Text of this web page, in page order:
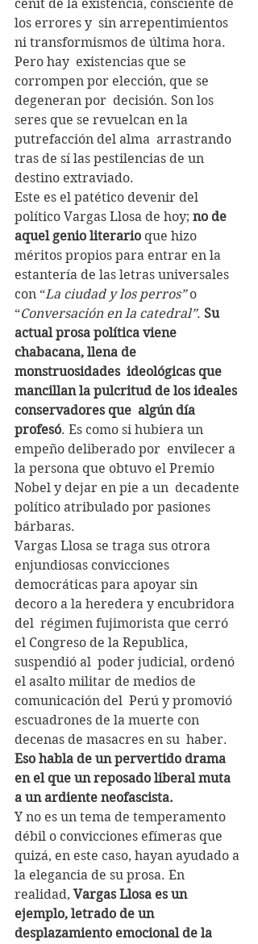
cenit de la existencia, consciente de
los errores y  sin arrepentimientos
ni transformismos de última hora.
Pero hay  existencias que se
corrompen por elección, que se
degeneran por  decisión. Son los
seres que se revuelcan en la
putrefacción del alma  arrastrando
tras de sí las pestilencias de un
destino extraviado.
Este es el patético devenir del
político Vargas Llosa de hoy; no de
aquel genio literario que hizo
méritos propios para entrar en la
estantería de las letras universales
con “La ciudad y los perros” o
“Conversación en la catedral”. Su
actual prosa política viene
chabacana, llena de
monstruosidades  ideológicas que
mancillan la pulcritud de los ideales
conservadores que  algún día
profesó. Es como si hubiera un
empeño deliberado por  envilecer a
la persona que obtuvo el Premio
Nobel y dejar en pie a un  decadente
político atribulado por pasiones
bárbaras.
Vargas Llosa se traga sus otrora
enjundiosas convicciones
democráticas para apoyar sin
decoro a la heredera y encubridora
del  régimen fujimorista que cerró
el Congreso de la Republica,
suspendió al  poder judicial, ordenó
el asalto militar de medios de
comunicación del  Perú y promovió
escuadrones de la muerte con
decenas de masacres en su  haber.
Eso habla de un pervertido drama
en el que un reposado liberal muta
a un ardiente neofascista.
Y no es un tema de temperamento
débil o convicciones efímeras que
quizá, en este caso, hayan ayudado a
la elegancia de su prosa. En
realidad, Vargas Llosa es un
ejemplo, letrado de un
desplazamiento emocional de la